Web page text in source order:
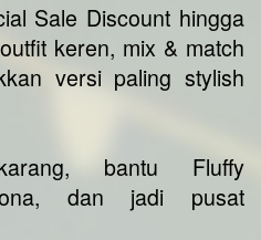
Sale Discount hingga
keren, mix & match
versi paling stylish
bantu Fluffy
dan jadi pusat